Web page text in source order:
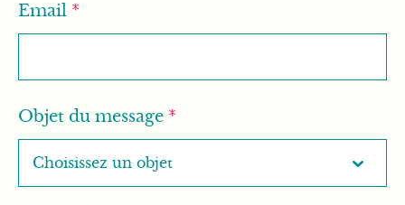
Email *
Objet du message *